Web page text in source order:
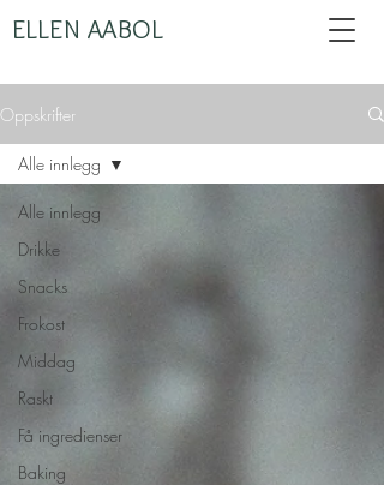
ELLEN AABOL
Oppskrifter
Alle innlegg
Drikke
Snacks
Frokost
Middag
Raskt
Få ingredienser
Baking
Alle innlegg